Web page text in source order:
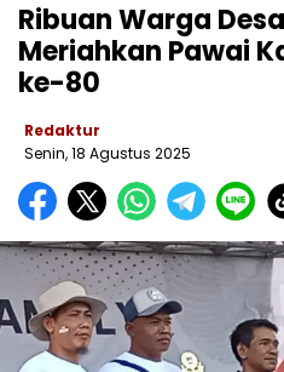
Ribuan Warga
Meriahkan Pawai
ke-80
Redaktur
Senin, 18 Agustus 2025